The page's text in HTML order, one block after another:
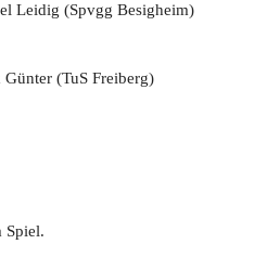
Leidig (Spvgg Besigheim)
Günter (TuS Freiberg)
Spiel.